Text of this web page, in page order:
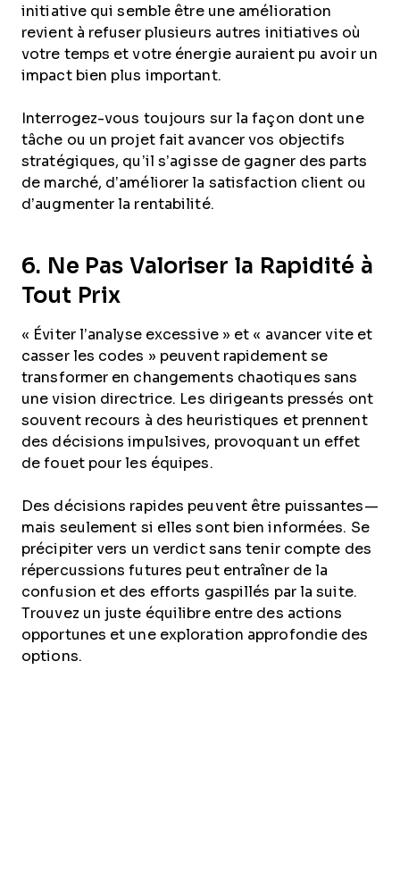
initiative qui semble être une amélioration
revient à refuser plusieurs autres initiatives où
votre temps et votre énergie auraient pu avoir un
impact bien plus important.
Interrogez-vous toujours sur la façon dont une
tâche ou un projet fait avancer vos objectifs
stratégiques, qu’il s’agisse de gagner des parts
de marché, d’améliorer la satisfaction client ou
d’augmenter la rentabilité.
6. Ne Pas Valoriser la Rapidité à
Tout Prix
« Éviter l’analyse excessive » et « avancer vite et
casser les codes » peuvent rapidement se
transformer en changements chaotiques sans
une vision directrice. Les dirigeants pressés ont
souvent recours à des heuristiques et prennent
des décisions impulsives, provoquant un effet
de fouet pour les équipes.
Des décisions rapides peuvent être puissantes—
mais seulement si elles sont bien informées. Se
précipiter vers un verdict sans tenir compte des
répercussions futures peut entraîner de la
confusion et des efforts gaspillés par la suite.
Trouvez un juste équilibre entre des actions
opportunes et une exploration approfondie des
options.